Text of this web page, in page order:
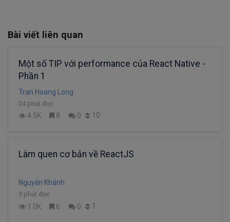
Bài viết liên quan
Một số TIP với performance của React Native -
Phần 1
Tran Hoang Long
24 phút đọc
4.5K 8 0 10
Làm quen cơ bản về ReactJS
Nguyễn Khánh
3 phút đọc
1.0K 6 0 1